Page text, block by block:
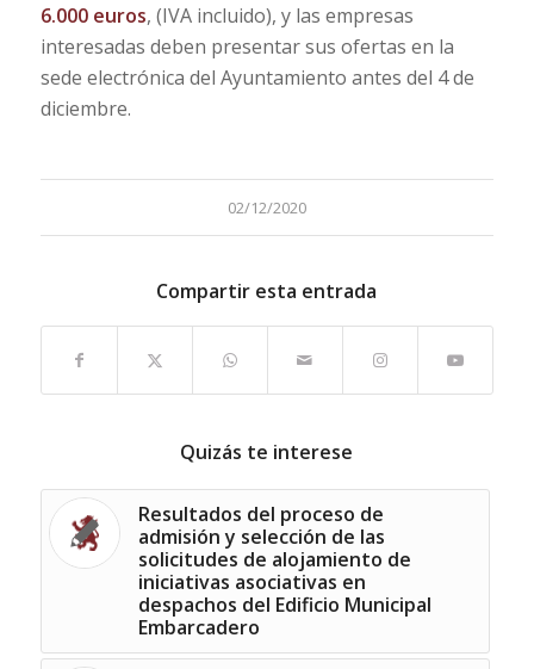
6.000 euros, (IVA incluido), y las empresas
interesadas deben presentar sus ofertas en la
sede electrónica del Ayuntamiento antes del 4 de
diciembre.
02/12/2020
Compartir esta entrada
Quizás te interese
Resultados del proceso de
admisión y selección de las
solicitudes de alojamiento de
iniciativas asociativas en
despachos del Edificio Municipal
Embarcadero